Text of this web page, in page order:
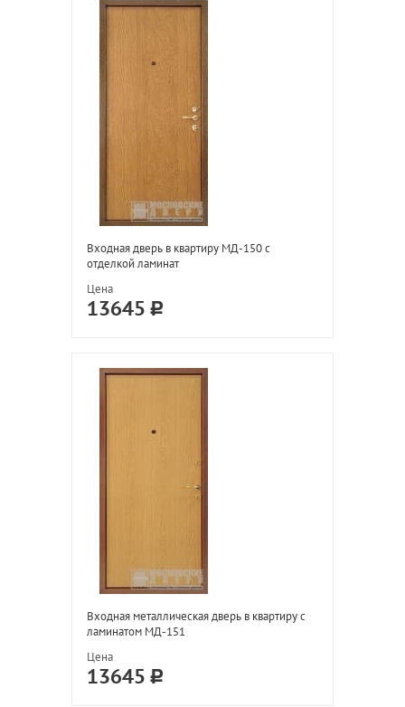
Входная дверь в квартиру МД-150 с
отделкой ламинат
Цена
13645
Входная металлическая дверь в квартиру с
ламинатом МД-151
Цена
13645